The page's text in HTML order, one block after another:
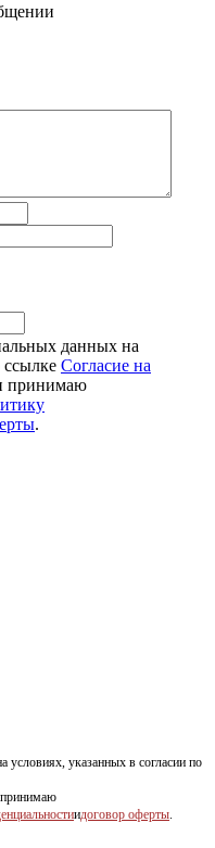
данных на
ссылке Согласие на
принимаю
.
условиях, указанных в согласии по
идоговор оферты.